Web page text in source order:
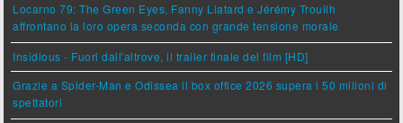
Locarno 79: The Green Eyes, Fanny Liatard e Jérémy Trouilh
affrontano la loro opera seconda con grande tensione morale
Insidious - Fuori dall'altrove, il trailer finale del film [HD]
Grazie a Spider-Man e Odissea il box office 2026 supera i 50 milioni di
spettatori